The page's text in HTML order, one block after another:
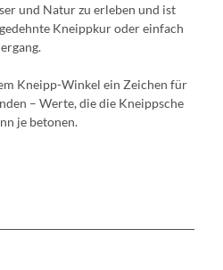
und Natur zu erleben und ist
Kneippkur oder einfach
Kneipp-Winkel ein Zeichen für
– Werte, die die Kneippsche
je betonen.